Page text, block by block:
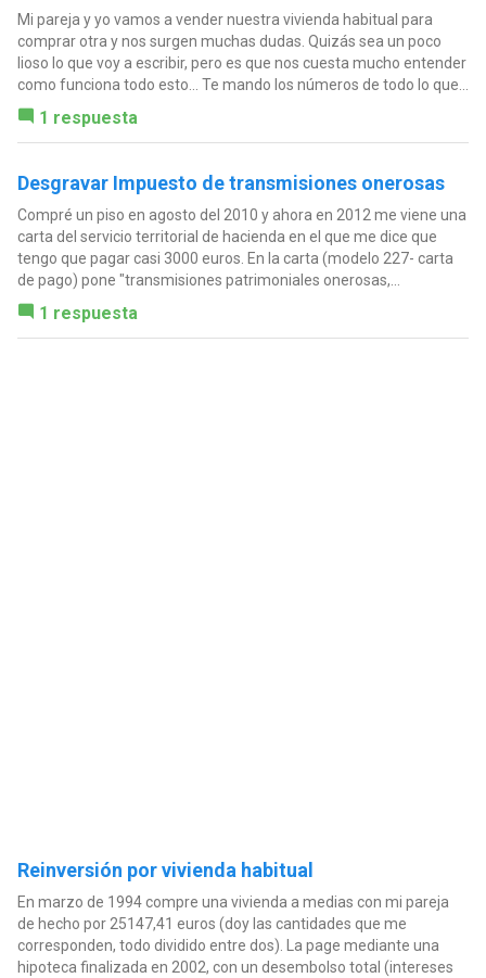
Mi pareja y yo vamos a vender nuestra vivienda habitual para
comprar otra y nos surgen muchas dudas. Quizás sea un poco
lioso lo que voy a escribir, pero es que nos cuesta mucho entender
como funciona todo esto... Te mando los números de todo lo que...
1 respuesta
Desgravar Impuesto de transmisiones onerosas
Compré un piso en agosto del 2010 y ahora en 2012 me viene una
carta del servicio territorial de hacienda en el que me dice que
tengo que pagar casi 3000 euros. En la carta (modelo 227- carta
de pago) pone "transmisiones patrimoniales onerosas,...
1 respuesta
Reinversión por vivienda habitual
En marzo de 1994 compre una vivienda a medias con mi pareja
de hecho por 25147,41 euros (doy las cantidades que me
corresponden, todo dividido entre dos). La page mediante una
hipoteca finalizada en 2002, con un desembolso total (intereses